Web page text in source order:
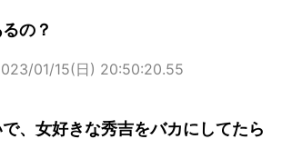
の？
01/15(日) 20:50:20.55
、女好きな秀吉をバカにしてたら